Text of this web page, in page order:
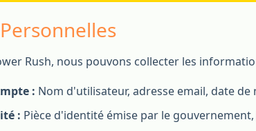
Rush, nous pouvons collecter les
: Nom d'utilisateur, adresse email, date de
: Pièce d'identité émise par le